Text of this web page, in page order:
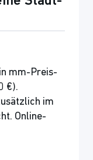
mm-Preis-
€).
im
Online-